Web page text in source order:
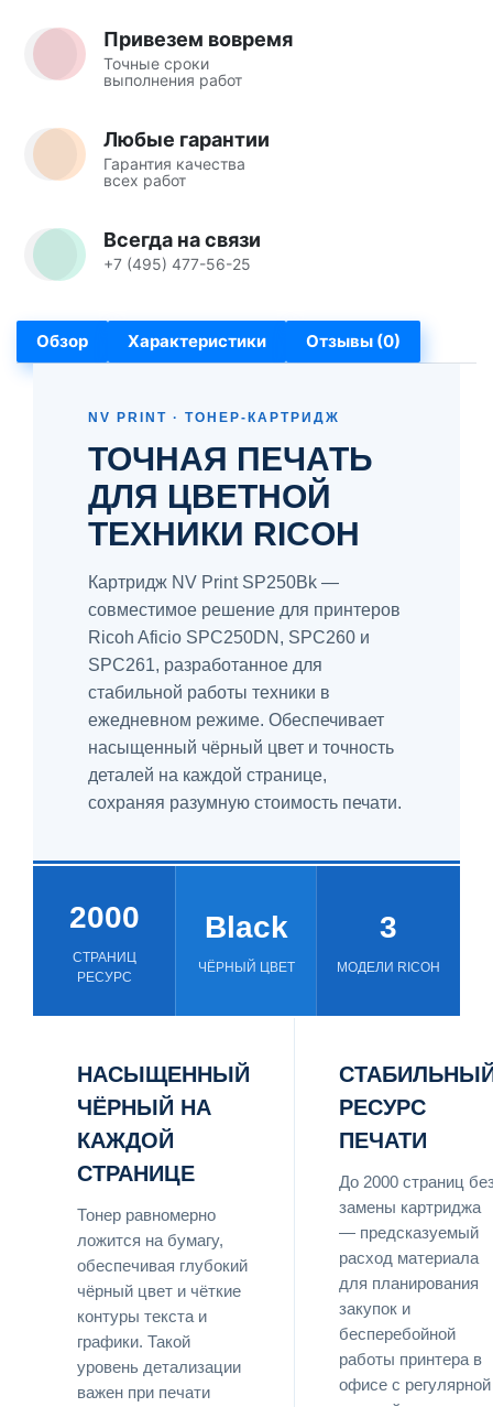
Привезем вовремя
Точные сроки
выполнения работ
Любые гарантии
Гарантия качества
всех работ
Всегда на связи
+7 (495) 477-56-25
Обзор Характеристики Отзывы (0)
NV PRINT · ТОНЕР-КАРТРИДЖ
ТОЧНАЯ ПЕЧАТЬ
ДЛЯ ЦВЕТНОЙ
ТЕХНИКИ RICOH
Картридж NV Print SP250Bk —
совместимое решение для принтеров
Ricoh Aficio SPC250DN, SPC260 и
SPC261, разработанное для
стабильной работы техники в
ежедневном режиме. Обеспечивает
насыщенный чёрный цвет и точность
деталей на каждой странице,
сохраняя разумную стоимость печати.
2000
СТРАНИЦ
РЕСУРС
Black
ЧЁРНЫЙ ЦВЕТ
3
МОДЕЛИ RICOH
НАСЫЩЕННЫЙ
ЧЁРНЫЙ НА
КАЖДОЙ
СТРАНИЦЕ
Тонер равномерно
ложится на бумагу,
обеспечивая глубокий
чёрный цвет и чёткие
контуры текста и
графики. Такой
уровень детализации
важен при печати
РЕСУРС
ПЕЧАТИ
До 2000 страниц
замены картриджа
— предсказуемый
расход материала
для планирования
закупок и
бесперебойной
работы принтера в
офисе с регулярной